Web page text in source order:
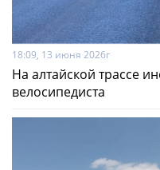
18:09, 13 июня 2026г
На алтайской трассе
велосипедиста